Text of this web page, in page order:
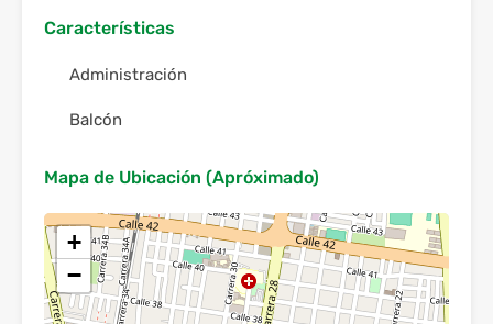
Características
Administración
Balcón
Mapa de Ubicación (Apróximado)
+
−